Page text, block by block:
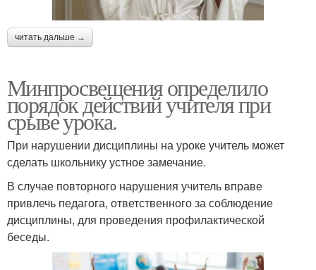
читать дальше →
Минпросвещения определило
порядок действий учителя при
срыве урока.
При нарушении дисциплины на уроке учитель может
сделать школьнику устное замечание.
В случае повторного нарушения учитель вправе
привлечь педагога, ответственного за соблюдение
дисциплины, для проведения профилактической
беседы.